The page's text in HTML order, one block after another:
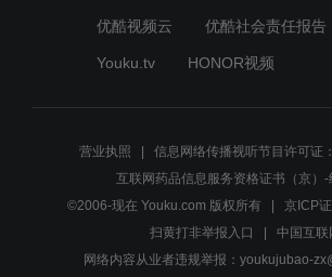
优酷视频云 优酷社会责任报告
Youku.tv HONOR视频
营业执照 信息网络传播视听节目许可证
互联网药品信息服务资格证书（京）
©2006-现在 Youku.com 版权所有
京ICP
扫黄打非举报入口
中国互联
网络内容从业者违规举报：youkujubao-